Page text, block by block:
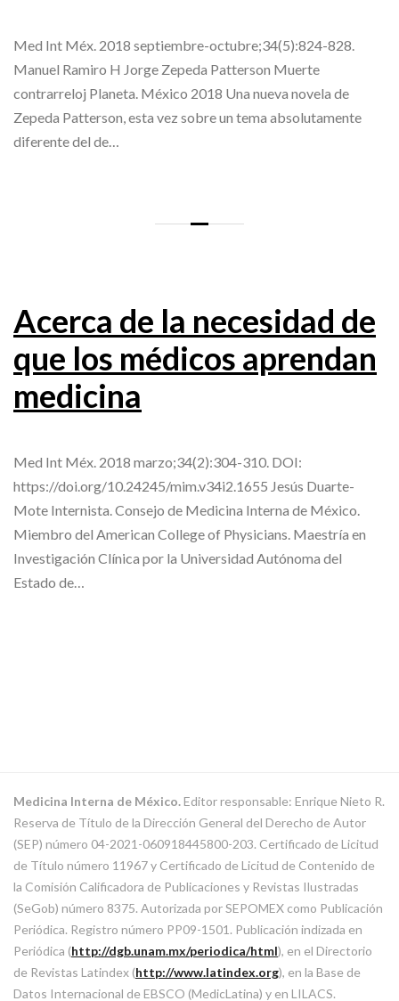
Med Int Méx. 2018 septiembre-octubre;34(5):824-828.
Manuel Ramiro H Jorge Zepeda Patterson Muerte
contrarreloj Planeta. México 2018 Una nueva novela de
Zepeda Patterson, esta vez sobre un tema absolutamente
diferente del de…
Acerca de la necesidad de
que los médicos aprendan
medicina
Med Int Méx. 2018 marzo;34(2):304-310. DOI:
https://doi.org/10.24245/mim.v34i2.1655 Jesús Duarte-
Mote Internista. Consejo de Medicina Interna de México.
Miembro del American College of Physicians. Maestría en
Investigación Clínica por la Universidad Autónoma del
Estado de…
Medicina Interna de México.Editor responsable: Enrique Nieto R.
Reserva de Título de la Dirección General del Derecho de Autor
(SEP) número 04-2021-060918445800-203. Certificado de Licitud
de Título número 11967 y Certificado de Licitud de Contenido de
la Comisión Calificadora de Publicaciones y Revistas Ilustradas
(SeGob) número 8375. Autorizada por SEPOMEX como Publicación
Periódica. Registro número PP09-1501. Publicación indizada en
Periódica (http://dgb.unam.mx/periodica/html), en el Directorio
de Revistas Latindex (http://www.latindex.org), en la Base de
Datos Internacional de EBSCO (MedicLatina) y en LILACS.